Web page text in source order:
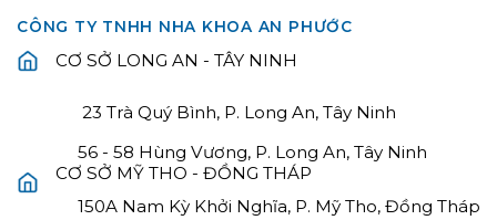
CÔNG TY TNHH NHA KHOA AN PHƯỚC
CƠ SỞ LONG AN - TÂY NINH
23 Trà Quý Bình, P. Long An, Tây Ninh
56 - 58 Hùng Vương, P. Long An, Tây Ninh
CƠ SỞ MỸ THO - ĐỒNG THÁP
150A Nam Kỳ Khởi Nghĩa, P. Mỹ Tho, Đồng Tháp